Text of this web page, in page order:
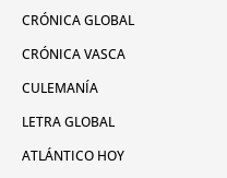
CRÓNICA GLOBAL
CRÓNICA VASCA
CULEMANÍA
LETRA GLOBAL
ATLÁNTICO HOY